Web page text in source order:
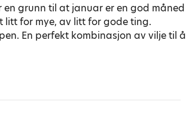
en grunn til at januar er en god måned
litt for mye, av litt for gode ting.
En perfekt kombinasjon av vilje til å